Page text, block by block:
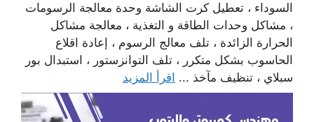
السوداء ، تعطيل كرت الشاشة وحدة معالجة الرسومات
، مشاكل وحدات الطاقة و التغذية ، معالجة مشاكل
الحرارة الزائدة ، تلف معالج الرسوم ، إعادة اقلاع
الحاسوب بشكل متكرر ، تلف التوانزستور ، استبدال بور
سبلاي ، تنظيف مآخذ ... اقرأ المزيد